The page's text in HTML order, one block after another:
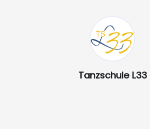
Tanzschule L33